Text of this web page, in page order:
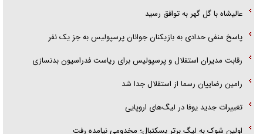
عالیشاه با گل گهر به توافق رسید
پاسخ منفی حدادی به بازیکنان جوانان پرسپولیس به جز یک نفر
رقابت مدیران استقلال و پرسپولیس برای ریاست فدراسیون بدنسازی
رامین رضاییان رسما از استقلال جدا شد
تغییرات جدید یوفا در لیگ‌های اروپایی
اولین شوک به لیگ برتر بسکتبال؛ مخدومی نیامده رفت